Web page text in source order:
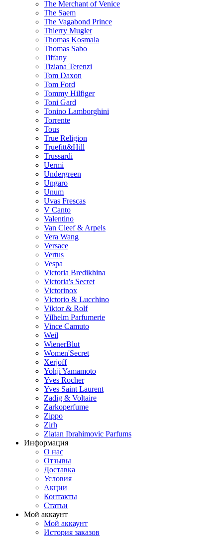
The Merchant of Venice
The Saem
The Vagabond Prince
Thierry Mugler
Thomas Kosmala
Thomas Sabo
Tiffany
Tiziana Terenzi
Tom Daxon
Tom Ford
Tommy Hilfiger
Toni Gard
Tonino Lamborghini
Torrente
Tous
True Religion
Truefitt&Hill
Trussardi
Uermi
Undergreen
Ungaro
Unum
Uvas Frescas
V Canto
Valentino
Van Cleef & Arpels
Vera Wang
Versace
Vertus
Vespa
Victoria Bredikhina
Victoria's Secret
Victorinox
Victorio & Lucchino
Viktor & Rolf
Vilhelm Parfumerie
Vince Camuto
Weil
WienerBlut
Women'Secret
Xerjoff
Yohji Yamamoto
Yves Rocher
Yves Saint Laurent
Zadig & Voltaire
Zarkoperfume
Zippo
Zirh
Zlatan Ibrahimovic Parfums
Информация
О нас
Отзывы
Доставка
Условия
Aкции
Контакты
Статьи
Мой аккаунт
Мой аккаунт
История заказов